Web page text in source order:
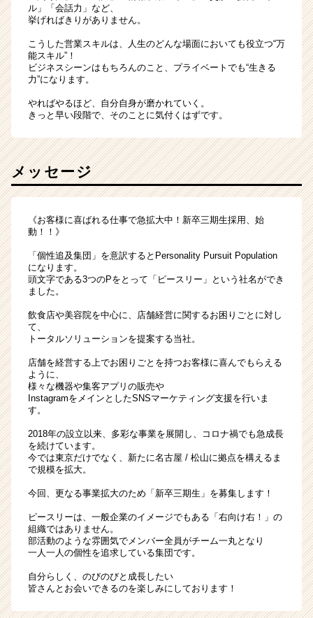
ル」「会話力」など、
挙げればきりがありません。
こうした営業スキルは、人生のどんな場面においても役立つ“万
能スキル”！
ビジネスシーンはもちろんのこと、プライベートでも“生きる
力”になります。
やればやるほど、自分自身が磨かれていく。
きっと早い段階で、そのことに気付くはずです。
メッセージ
《お客様に喜ばれる仕事で急拡大中！新卒三期生採用、始
動！！》
「個性追及集団」を意訳するとPersonality Pursuit Population
になります。
頭文字である3つのPをとって「ピースリー」という社名ができ
ました。
飲食店や美容院を中心に、店舗経営に関するお困りごとに対し
て、
トータルソリューションを提案する当社。
店舗を経営する上でお困りごとを持つお客様に喜んでもらえる
ように、
様々な機器や集客アプリの販売や
InstagramをメインとしたSNSマーケティング支援を行いま
す。
2018年の設立以来、多彩な事業を展開し、コロナ禍でも急成長
を続けています。
今では東京だけでなく、新たに名古屋 / 松山に拠点を構えるま
で規模を拡大。
今回、更なる事業拡大のため「新卒三期生」を募集します！
ピースリーは、一般企業のイメージでもある「右向け右！」の
組織ではありません。
部活動のような雰囲気でメンバー全員がチーム一丸となり
一人一人の個性を追求している集団です。
自分らしく、のびのびと成長したい
皆さんとお会いできるのを楽しみにしております！